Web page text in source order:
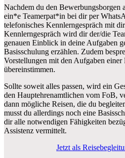
Nachdem du den Bewerbungsborgen
ein*e Teamerpat*in bei dir per
telefonisches Kennlerngespräch mit
Kennlerngespräch wird dir der/die
genauen Einblick in deine Aufgaben
Basisschulung erzählen. Zudem
Vorstellungen mit den Aufgaben einer
übereinstimmen.
Sollte soweit alles passen, wird ein
den Hauptehrenamtlichen vom FoB,
dann mögliche Reisen, die du
musst du allerdings noch eine
dir alle notwendigen Fähigkeiten
Assistenz vermittelt.
Jetzt als